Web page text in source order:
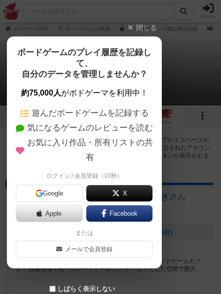
ログイン
ボドゲーマTOP ボードゲームの検索 ヒット＆アウトの通販/商品詳細 作
ヒット＆アウト
52店のカフェ/スペースが提供中
5 5
カフェ
ヒット＆アウトで遊ぶことができるボードゲームカフェ・プレイスペースが
52店登録されています。公開プロフィールの都道府県が設定されたアカウン
トでログインすると、同じ都道府県内の店舗に絞り込むボタンが表示されま
ボードゲームカフェ
大垣のボードゲームカフェ 黒やぎさん
岐阜県大垣市荒川町470-2
[NEW] 新スイーツ登場です✨️（2026年08月07日 17時00分）
遊べるボードゲーム
1206個
ディアシュピールのボドゲ1500個を全て引き取ったボードゲームカフ
ェ！ 西濃地域で唯一のボードゲームカフェ！ 広々とした空間で贅沢...
閉じる
ボードゲームのプレイ履歴を記録し
て、
自分のデータを管理しませんか？
約75,000人がボドゲーマを利用中！
遊んだボードゲームを記録する
気になるゲームのレビューを読む
お気に入り作品・所有リストの共
有
ログイン / 会員登録（10秒）
Google X
Apple Facebook
または
メールで会員登録
しばらく表示しない